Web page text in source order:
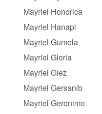
Mayriel Honorica
Mayriel Hanapi
Mayriel Gumela
Mayriel Gloria
Mayriel Glez
Mayriel Gersanib
Mayriel Geronimo